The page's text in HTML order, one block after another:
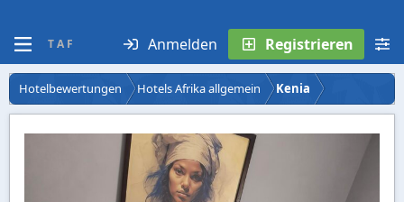
T A F Anmelden Registrieren
Hotelbewertungen Hotels Afrika allgemein Kenia